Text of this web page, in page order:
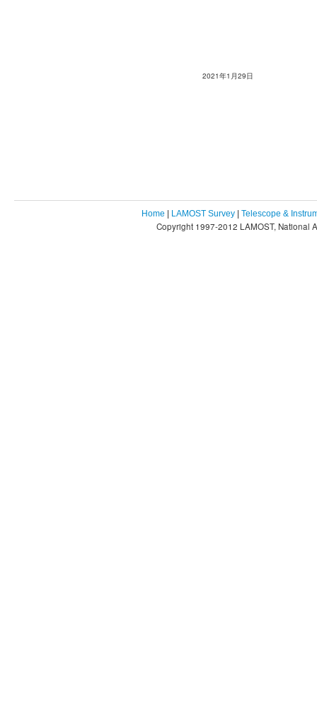
2021年1月29日
Home | LAMOST Survey | Telescope &
Copyright 1997-2012 LAMOST, National